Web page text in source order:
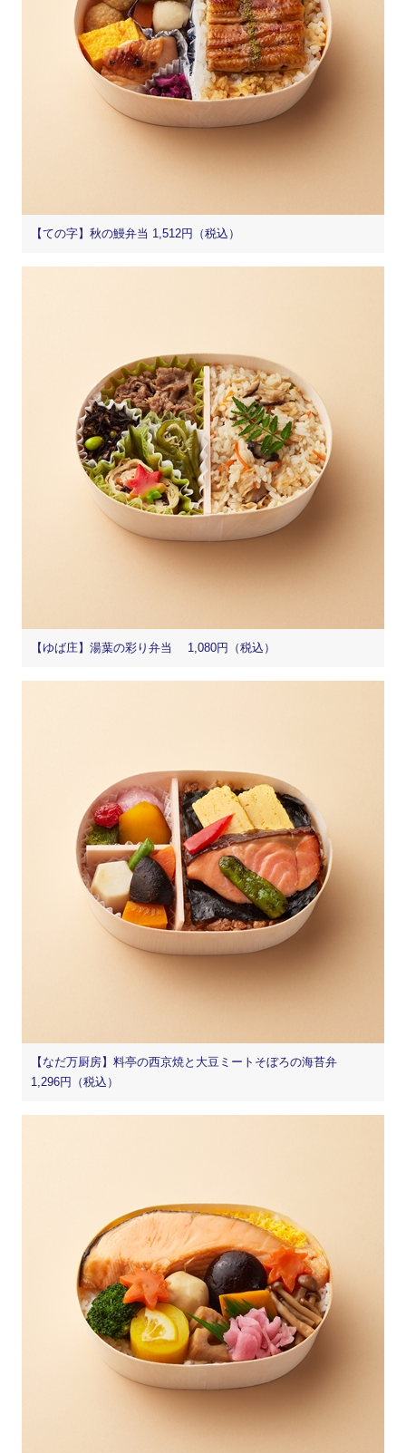
【ての字】秋の鰻弁当 1,512円（税込）
【ゆば庄】湯葉の彩り弁当 1,080円（税込）
【なだ万厨房】料亭の西京焼と大豆ミートそぼろの海苔弁
1,296円（税込）